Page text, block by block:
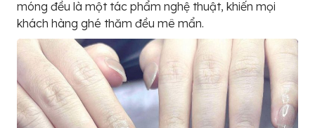
móng đều là một tác phẩm nghệ thuật, khiến mọi
khách hàng ghé thăm đều mê mẩn.